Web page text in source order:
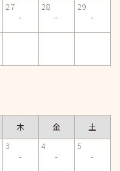
27
-
28
-
29
-
木 金
土
3
-
4
-
5
-